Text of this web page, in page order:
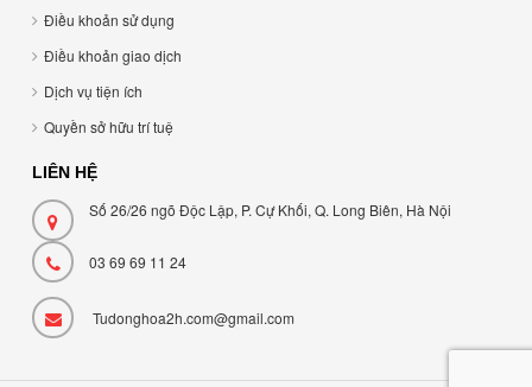
Điều khoản sử dụng
Điều khoản giao dịch
Dịch vụ tiện ích
Quyền sở hữu trí tuệ
LIÊN HỆ
Số 26/26 ngõ Độc Lập, P. Cự Khối, Q. Long Biên, Hà Nội
03 69 69 11 24
Tudonghoa2h.com@gmail.com